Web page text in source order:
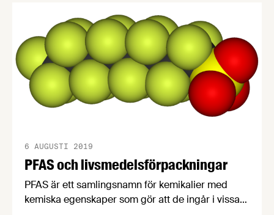
dem får tummen upp medan den femte förstörde
Elisabets sköna semesterstämning.
PFAS och livsmedelsförpackningar
6 AUGUSTI 2019
PFAS är ett samlingsnamn för kemikalier med
kemiska egenskaper som gör att de ingår i vissa